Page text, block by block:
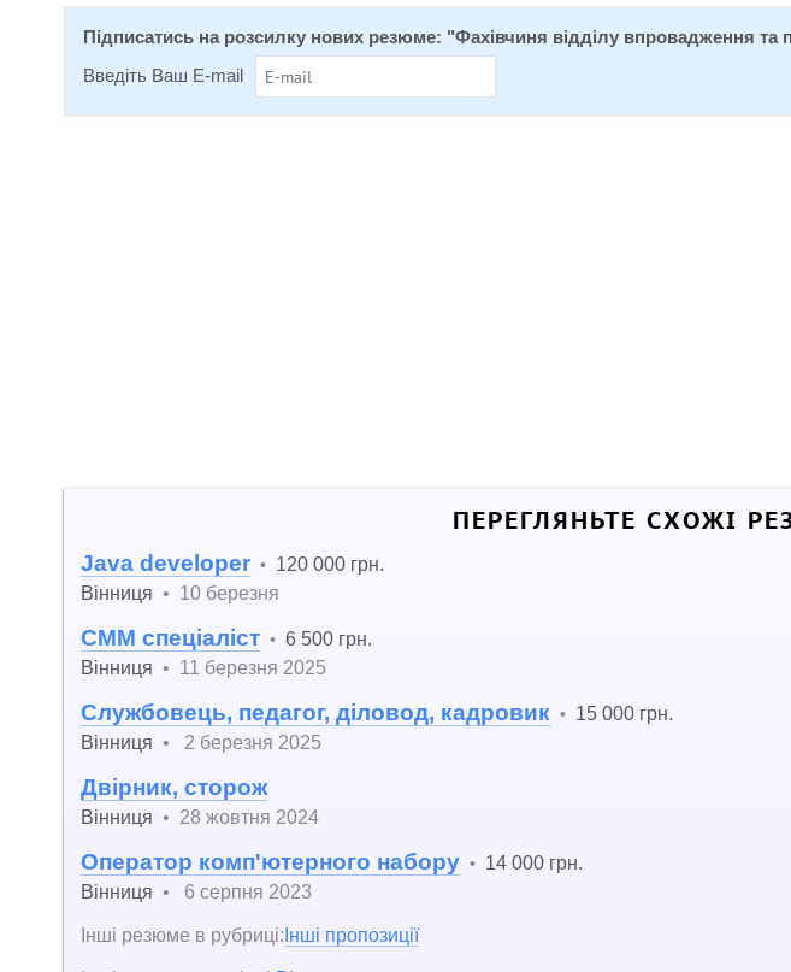
Підписатись на розсилку нових резюме: "Фахівчиня відділу впровадження та
Введіть Ваш E-mail
ПЕРЕГЛЯНЬТЕ СХОЖІ
Java developer • 120 000 грн.
Вінниця • 10 березня
СММ спеціаліст • 6 500 грн.
Вінниця • 11 березня 2025
Службовець, педагог, діловод, кадровик • 15 000 грн.
Вінниця • 2 березня 2025
Двірник, сторож
Вінниця • 28 жовтня 2024
Оператор комп'ютерного набору • 14 000 грн.
Вінниця •
6 серпня 2023
Інші резюме в рубриці:Інші пропозиції